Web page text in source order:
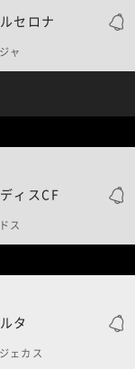
セロナ
ャ
ィスCF
ス
タ
ェカス